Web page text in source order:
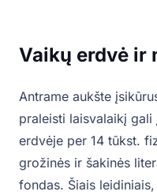
Vaikų erdvė ir
Antrame aukšte
praleisti laisvalaikį
erdvėje per 14 tūkst.
grožinės ir šakinės
fondas. Šiais